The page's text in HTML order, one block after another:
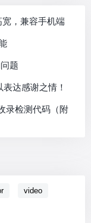
宽，兼容手机端
题
达感谢之情！
录检测代码（附
video